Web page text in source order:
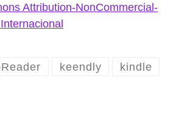
Attribution-NonCommercial-
keendly kindle